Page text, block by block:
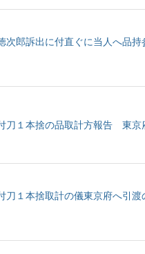
次郎訴出に付直ぐに当人へ品
刀１本捨の品取計方報告 東
刀１本捨取計の儀東京府へ引